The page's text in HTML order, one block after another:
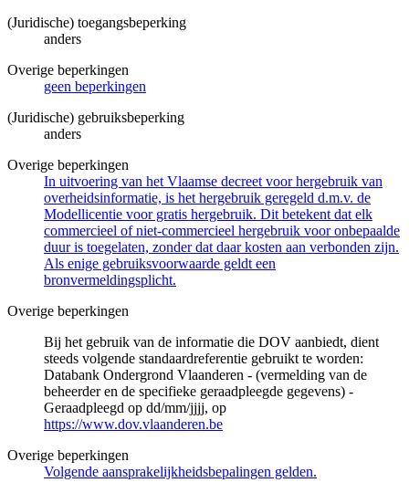
(Juridische) toegangsbeperking
anders
Overige beperkingen
geen beperkingen
(Juridische) gebruiksbeperking
anders
Overige beperkingen
In uitvoering van het Vlaamse decreet voor hergebruik van
overheidsinformatie, is het hergebruik geregeld d.m.v. de
Modellicentie voor gratis hergebruik. Dit betekent dat elk
commercieel of niet-commercieel hergebruik voor onbepaalde
duur is toegelaten, zonder dat daar kosten aan verbonden zijn.
Als enige gebruiksvoorwaarde geldt een
bronvermeldingsplicht.
Overige beperkingen
Bij het gebruik van de informatie die DOV aanbiedt, dient
steeds volgende standaardreferentie gebruikt te worden:
Databank Ondergrond Vlaanderen - (vermelding van de
beheerder en de specifieke geraadpleegde gegevens) -
Geraadpleegd op dd/mm/jjjj, op
https://www.dov.vlaanderen.be
Overige beperkingen
Volgende aansprakelijkheidsbepalingen gelden.